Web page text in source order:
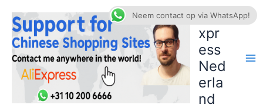
naar
inhoud
AliE
xpr
ess
Ned
erla
nd
Neem contact op via WhatsApp!